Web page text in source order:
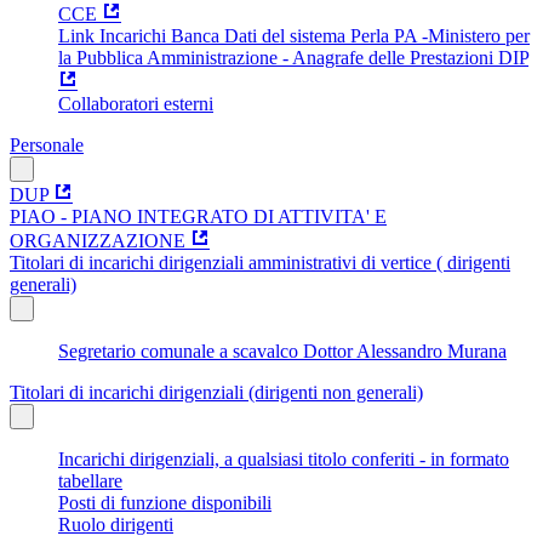
CCE
Link Incarichi Banca Dati del sistema Perla PA -Ministero per
la Pubblica Amministrazione - Anagrafe delle Prestazioni DIP
Collaboratori esterni
Personale
DUP
PIAO - PIANO INTEGRATO DI ATTIVITA' E
ORGANIZZAZIONE
Titolari di incarichi dirigenziali amministrativi di vertice ( dirigenti
generali)
Segretario comunale a scavalco Dottor Alessandro Murana
Titolari di incarichi dirigenziali (dirigenti non generali)
Incarichi dirigenziali, a qualsiasi titolo conferiti - in formato
tabellare
Posti di funzione disponibili
Ruolo dirigenti